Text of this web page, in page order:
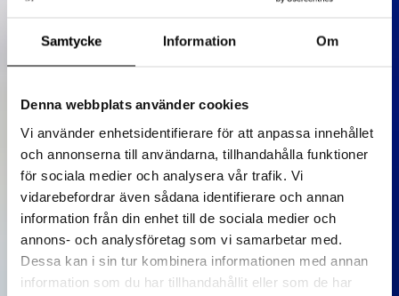
Samtycke Information Om
Denna webbplats använder cookies
Vi använder enhetsidentifierare för att anpassa innehållet
och annonserna till användarna, tillhandahålla funktioner
för sociala medier och analysera vår trafik. Vi
vidarebefordrar även sådana identifierare och annan
information från din enhet till de sociala medier och
annons- och analysföretag som vi samarbetar med.
Dessa kan i sin tur kombinera informationen med annan
information som du har tillhandahållit eller som de har